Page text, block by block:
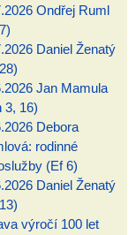
Ondřej Ruml
Daniel Ženatý
Jan Mamula
3, 16)
Debora
rodinné
(Ef 6)
Daniel Ženatý
výročí 100 let